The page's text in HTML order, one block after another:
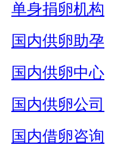
单身捐卵机构
国内供卵助孕
国内供卵中心
国内供卵公司
国内借卵咨询